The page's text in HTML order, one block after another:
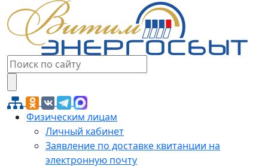
Физическим лицам
Личный кабинет
Заявление по доставке квитанции на
электронную почту